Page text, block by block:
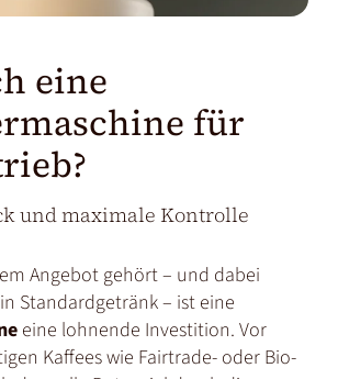
eine
für
und maximale Kontrolle
Angebot gehört – und dabei
Standardgetränk – ist eine
eine lohnende Investition. Vor
Kaffees wie Fairtrade- oder Bio-